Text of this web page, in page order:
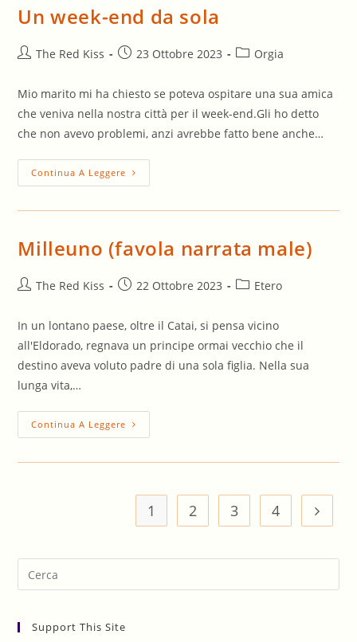
Un week-end da sola
AutoreThe Red Kiss
Articolo23 Ottobre 2023
Categoria
Orgia
Mio marito mi ha chiesto se poteva ospitare una sua amica
che veniva nella nostra città per il week-end.Gli ho detto
che non avevo problemi, anzi avrebbe fatto bene anche…
Continua A Leggere Un
Week-
Milleuno (favola narrata male)
AutoreThe Red Kiss
Articolo22 Ottobre 2023
Categoria
Etero
In un lontano paese, oltre il Catai, si pensa vicino
all'Eldorado, regnava un principe ormai vecchio che il
destino aveva voluto padre di una sola figlia. Nella sua
lunga vita,…
Continua A Leggere Milleuno
(favola
1 2 3 4 Vai alla
Support This Site